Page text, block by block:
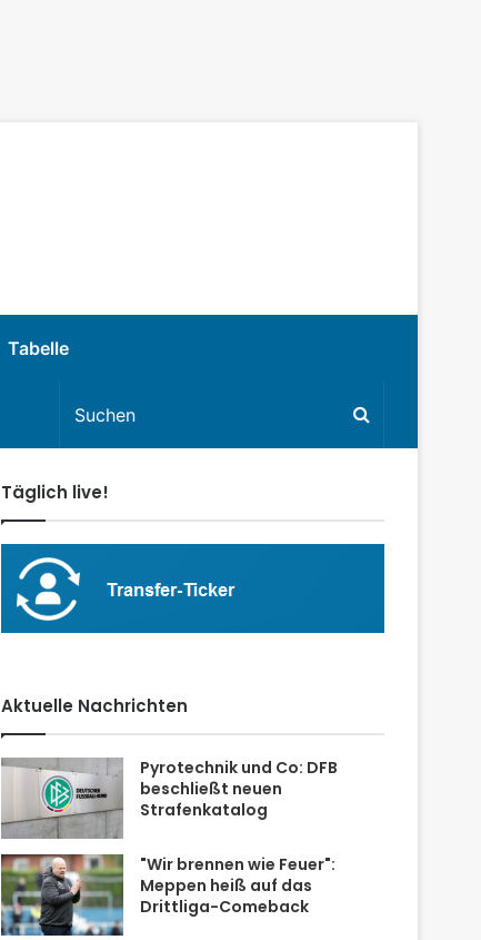
Tabelle
Täglich live!
Aktuelle Nachrichten
Pyrotechnik und Co: DFB
beschließt neuen
Strafenkatalog
"Wir brennen wie Feuer":
Meppen heiß auf das
Drittliga-Comeback